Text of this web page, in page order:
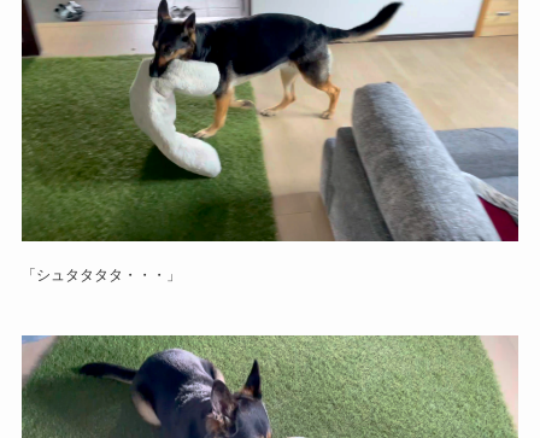
「シュタタタタ・・・」